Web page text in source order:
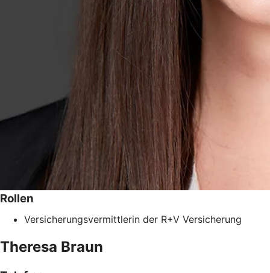
Rollen
Versicherungsvermittlerin der R+V Versicherung
Theresa Braun